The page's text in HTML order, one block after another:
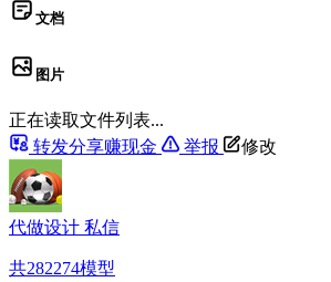
文档
图片
正在读取文件列表...
转发分享赚现金
举报 修改
代做设计 私信
共282274模型